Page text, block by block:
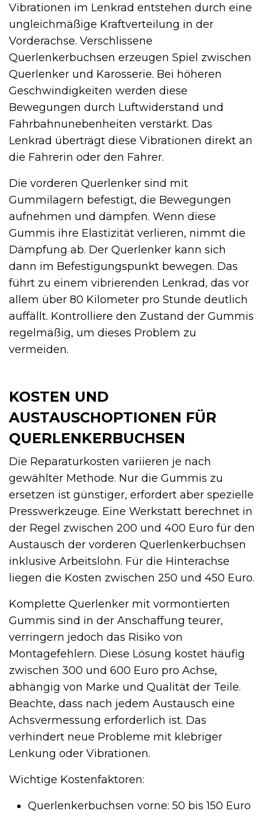
Vibrationen im Lenkrad entstehen durch eine
ungleichmäßige Kraftverteilung in der
Vorderachse. Verschlissene
Querlenkerbuchsen erzeugen Spiel zwischen
Querlenker und Karosserie. Bei höheren
Geschwindigkeiten werden diese
Bewegungen durch Luftwiderstand und
Fahrbahnunebenheiten verstärkt. Das
Lenkrad überträgt diese Vibrationen direkt an
die Fahrerin oder den Fahrer.
Die vorderen Querlenker sind mit
Gummilagern befestigt, die Bewegungen
aufnehmen und dämpfen. Wenn diese
Gummis ihre Elastizität verlieren, nimmt die
Dämpfung ab. Der Querlenker kann sich
dann im Befestigungspunkt bewegen. Das
führt zu einem vibrierenden Lenkrad, das vor
allem über 80 Kilometer pro Stunde deutlich
auffällt. Kontrolliere den Zustand der Gummis
regelmäßig, um dieses Problem zu
vermeiden.
KOSTEN UND
AUSTAUSCHOPTIONEN FÜR
QUERLENKERBUCHSEN
Die Reparaturkosten variieren je nach
gewählter Methode. Nur die Gummis zu
ersetzen ist günstiger, erfordert aber spezielle
Presswerkzeuge. Eine Werkstatt berechnet in
der Regel zwischen 200 und 400 Euro für den
Austausch der vorderen Querlenkerbuchsen
inklusive Arbeitslohn. Für die Hinterachse
liegen die Kosten zwischen 250 und 450 Euro.
Komplette Querlenker mit vormontierten
Gummis sind in der Anschaffung teurer,
verringern jedoch das Risiko von
Montagefehlern. Diese Lösung kostet häufig
zwischen 300 und 600 Euro pro Achse,
abhängig von Marke und Qualität der Teile.
Beachte, dass nach jedem Austausch eine
Achsvermessung erforderlich ist. Das
verhindert neue Probleme mit klebriger
Lenkung oder Vibrationen.
Wichtige Kostenfaktoren:
Querlenkerbuchsen vorne: 50 bis 150 Euro